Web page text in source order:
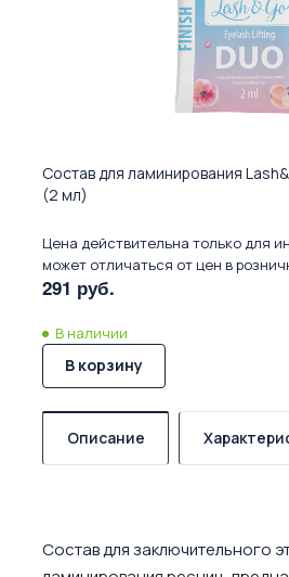
Состав для ламинирования
(2 мл)
Цена действительна только для
может отличаться от цен в
291 руб.
В наличии
В корзину
Описание
Состав для заключительного